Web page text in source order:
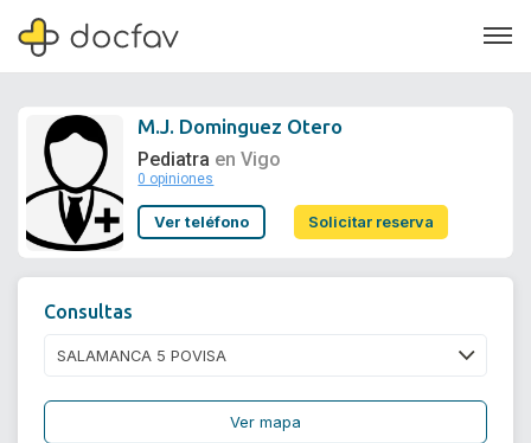
Soporte
M.J. Dominguez Otero
Pediatra en Vigo
0 opiniones
Ver teléfono Solicitar reserva
Consultas
Ver mapa